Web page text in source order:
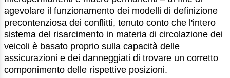
agevolare il funzionamento dei modelli di definizione
precontenziosa dei conflitti, tenuto conto che l'intero
sistema del risarcimento in materia di circolazione dei
veicoli è basato proprio sulla capacità delle
assicurazioni e dei danneggiati di trovare un corretto
componimento delle rispettive posizioni.